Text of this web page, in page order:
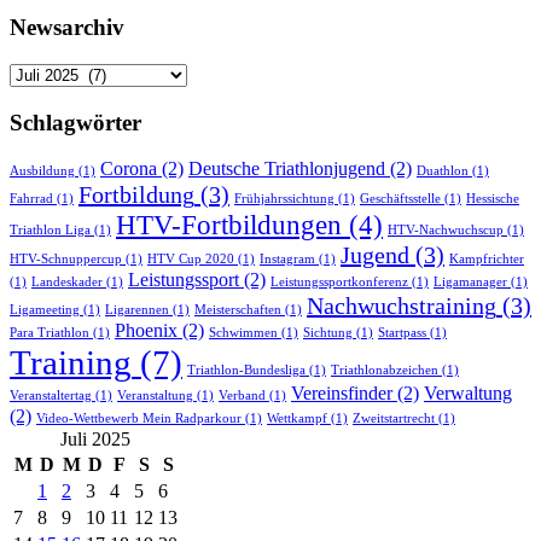
Newsarchiv
Newsarchiv
Schlagwörter
Ausbildung (1) Corona (2) Deutsche Triathlonjugend (2) Duathlon (1)
Fahrrad (1) Fortbildung (3) Frühjahrssichtung (1) Geschäftsstelle (1) Hessische
Triathlon Liga (1) HTV-Fortbildungen (4) HTV-Nachwuchscup (1)
HTV-Schnuppercup (1) HTV Cup 2020 (1) Instagram (1) Jugend (3) Kampfrichter
(1) Landeskader (1) Leistungssport(2) Leistungssportkonferenz (1) Ligamanager (1)
Ligameeting (1) Ligarennen (1) Meisterschaften (1) Nachwuchstraining (3)
Para Triathlon (1) Phoenix (2) Schwimmen (1) Sichtung (1) Startpass (1)
Training (7) Triathlon-Bundesliga (1) Triathlonabzeichen (1)
Veranstaltertag (1) Veranstaltung (1) Verband (1) Vereinsfinder(2) Verwaltung
(2) Video-Wettbewerb Mein Radparkour (1) Wettkampf (1) Zweitstartrecht (1)
Juli 2025
M D M D F S
S
1
2 3 4 5
6
7
8 9 10 11 12 13